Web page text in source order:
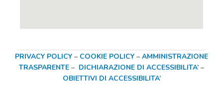
PRIVACY POLICY – COOKIE POLICY – AMMINISTRAZIONE
TRASPARENTE – DICHIARAZIONE DI ACCESSIBILITA’ –
OBIETTIVI DI ACCESSIBILITA’